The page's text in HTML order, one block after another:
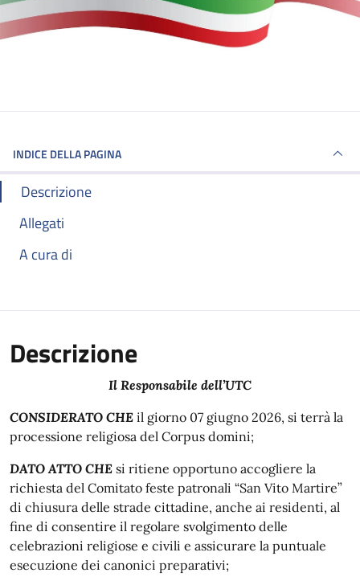
INDICE DELLA PAGINA
Descrizione
Allegati
A cura di
Descrizione
Il Responsabile dell’UTC
CONSIDERATO CHE il giorno 07 giugno 2026, si terrà la
processione religiosa del Corpus domini;
DATO ATTO CHE si ritiene opportuno accogliere la
richiesta del Comitato feste patronali “San Vito Martire”
di chiusura delle strade cittadine, anche ai residenti, al
fine di consentire il regolare svolgimento delle
celebrazioni religiose e civili e assicurare la puntuale
esecuzione dei canonici preparativi;